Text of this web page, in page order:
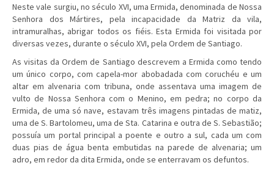
Neste vale surgiu, no século XVI, uma Ermida, denominada de Nossa
Senhora dos Mártires, pela incapacidade da Matriz da vila,
intramuralhas, abrigar todos os fiéis. Esta Ermida foi visitada por
diversas vezes, durante o século XVI, pela Ordem de Santiago.
As visitas da Ordem de Santiago descrevem a Ermida como tendo
um único corpo, com capela-mor abobadada com coruchéu e um
altar em alvenaria com tribuna, onde assentava uma imagem de
vulto de Nossa Senhora com o Menino, em pedra; no corpo da
Ermida, de uma só nave, estavam três imagens pintadas de matiz,
uma de S. Bartolomeu, uma de Sta. Catarina e outra de S. Sebastião;
possuía um portal principal a poente e outro a sul, cada um com
duas pias de água benta embutidas na parede de alvenaria; um
adro, em redor da dita Ermida, onde se enterravam os defuntos.